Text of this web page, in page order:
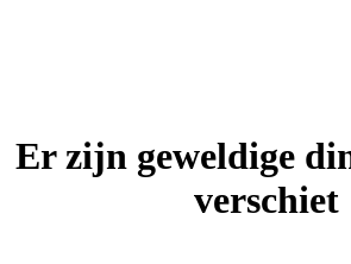
Er zijn geweldige
verschiet